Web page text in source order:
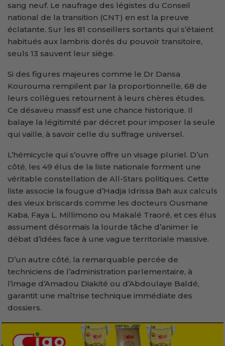
sang neuf. Le naufrage des légistes du Conseil
national de la transition (CNT) en est la preuve
éclatante. Sur les 81 conseillers sortants qui s’étaient
habitués aux lambris dorés du pouvoir transitoire,
seuls 13 sauvent leur siège.
Si des figures majeures comme le Dr Dansa
Kourouma rempilent par la proportionnelle, 68 de
leurs collègues retournent à leurs chères études.
Ce désaveu massif est une chance historique. Il
balaye la légitimité par décret pour imposer la seule
qui vaille, à savoir celle du suffrage universel.
L’hémicycle qui s’ouvre offre un visage pluriel. D’un
côté, les 49 élus de la liste nationale forment une
véritable constellation de All-Stars politiques. Cette
liste associe la fougue d’Hadja Idrissa Bah aux calculs
des vieux briscards comme les docteurs Ousmane
Kaba, Faya L. Millimono ou Makalé Traoré, et ces élus
assument désormais la lourde tâche d’animer le
débat d’idées face à une vague territoriale massive.
D’un autre côté, la remarquable percée de
techniciens de l’administration parlementaire, à
l’image d’Amadou Diakité ou d’Abdoulaye Baldé,
garantit une maîtrise technique immédiate des
dossiers.